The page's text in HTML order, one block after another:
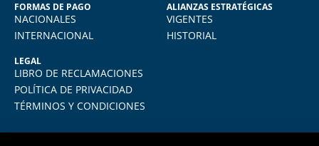
FORMAS DE PAGO
NACIONALES
INTERNACIONAL
ALIANZAS ESTRATÉGICAS
VIGENTES
HISTORIAL
LEGAL
LIBRO DE RECLAMACIONES
POLÍTICA DE PRIVACIDAD
TÉRMINOS Y CONDICIONES